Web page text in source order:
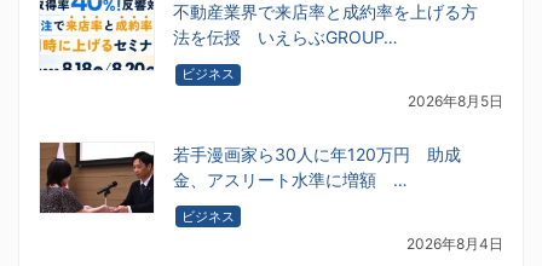
不動産業界で来店率と成約率を上げる方
法を伝授 いえらぶGROUP…
ビジネス
2026年8月5日
若手漫画家ら30人に年120万円 助成
金、アスリート水準に増額 …
ビジネス
2026年8月4日